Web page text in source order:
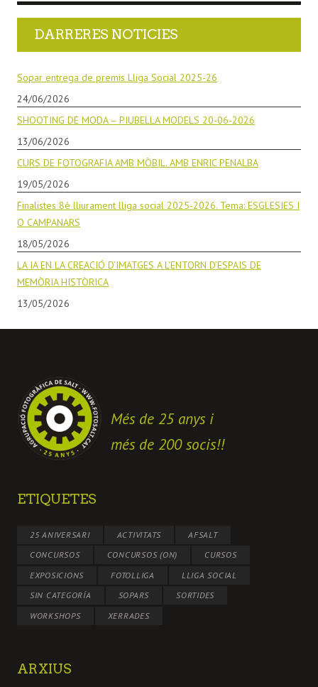
DARRERES NOTICIES
Sopar entrega de premis Lliga Social 2025-26
24/06/2026
SHOOTING DE MODA – PIUBELLA MODELS 20-06-2026
13/06/2026
CURS DE FOTOGRAFIA AMB MÒBIL. AMB ENRIC PENALBA
19/05/2026
Finalistes 8è lliurament lliga social 2025-2026. Tema: ESGLESIES I
O CAMPANARS
18/05/2026
LA IA EN LA CREACIÓ D’IMATGES A L’ENTORN D’ESPAIS DE
MEMÒRIA HISTÒRICA
13/05/2026
Més de 25 anys i
més de 200 socis!!
ETIQUETES
25 ANIVERSARI ACTIVITATS
AFSALT
CONCURSOS
CONCURSOS (ON)
CURSOS
EXPOSICIONS
FOTOLLIGA
LLIGA SOCIAL
SIN CATEGORÍA
SOPARS
SORTIDES
WORKSHOPS
XERRADES
ARXIUS